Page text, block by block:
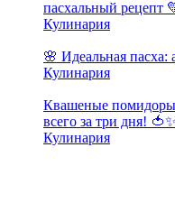
пасхальный рецепт
Кулинария
🌸 Идеальная пасха:
Кулинария
Квашеные помидоры
всего за три дня! 🍅✨
Кулинария